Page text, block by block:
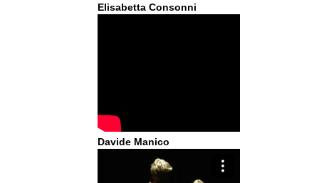
Elisabetta Consonni
Davide Manico